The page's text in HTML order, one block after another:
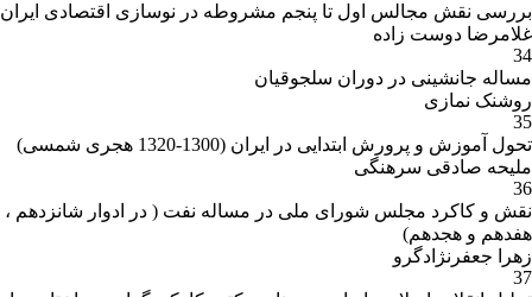
بررسی نقش مجالس اول تا پنجم مشروطه در نوسازی اقتصادی ایران
غلامرضا دوست زاده
34
مساله جانشینی در دوران سلجوقیان
روشنک نمازی
35
تحول آموزش و پرورش ابتدایی در ایران (1300-1320 هجری شمسی)
ملیحه صادقی سرهنگی
36
نقش و کاکرد مجلس شورای ملی در مساله نفت ( در ادوار شانزدهم ،
هفدهم و هجدهم)
زهرا جعفرنژادگرو
37